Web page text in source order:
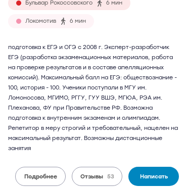
Бульвар Рокоссовского 6 мин
Локомотив 6 мин
подготовка к ЕГЭ и ОГЭ с 2008 г. Эксперт-разработчик
ЕГЭ (разработка экзаменационных материалов, работа
на проверке результатов и в составе апелляционных
комиссий). Максимальный балл на ЕГЭ: обществознание -
100, история - 100. Ученики поступали в МГУ им.
Ломоносова, МГИМО, РГГУ, ГУУ ВШЭ, МГЮА, РЭА им.
Плеханова, ФУ при Правительстве РФ. Возможна
подготовка к внутренним экзаменам и олимпиадам.
Репетитор в меру строгий и требовательный, нацелен на
максимальный результат. Возможны дистанционные
занятия
Подробнее Отзывы 53 Написать